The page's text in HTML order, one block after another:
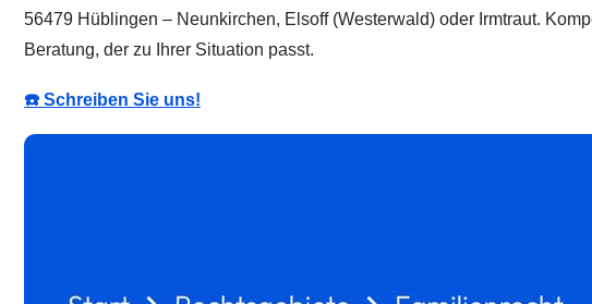
56479 Hüblingen – Neunkirchen, Elsoff (Westerwald) oder Irmtraut.
Beratung, der zu Ihrer Situation passt.
☎️ Schreiben Sie uns!